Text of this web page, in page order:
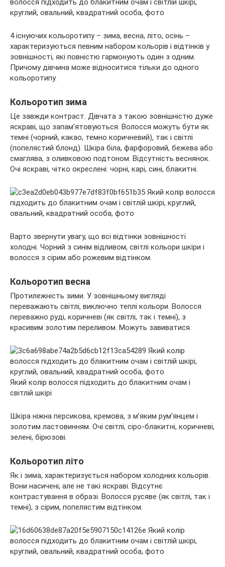
4 існуючих кольоротипу – зима, весна, літо, осінь –
характеризуються певним набором кольорів і відтінків у
зовнішності, які повністю гармонують один з одним.
Причому дівчина може відноситися тільки до одного
кольоротипу.
Кольоротип зима
Це завжди контраст. Дівчата з такою зовнішністю дуже
яскраві, що запам’ятовуються. Волосся можуть бути як
темні (чорний, какао, темно коричневий), так і світлі
(попелястий блонд). Шкіра біла, фарфоровий, бежева або
смаглява, з оливковою подтоном. Відсутність веснянок.
Очі яскраві, чітко окреслені: чорні, карі, сині, блакитні.
Варто звернути увагу, що всі відтінки зовнішності
холодні. Чорний з синім відливом, світлі кольори шкіри і
волосся з сірим або рожевим відтінком.
Кольоротип весна
Протилежність зими. У зовнішньому вигляді
переважають світлі, виключно теплі кольори. Волосся
переважно руді, коричневі (як світлі, так і темні), з
красивим золотим переливом. Можуть завиватися.
Який колір волосся підходить до блакитним очам і
світлій шкірі
Шкіра ніжна персикова, кремова, з м’яким рум’янцем і
золотим ластовинням. Очі світлі, сіро-блакитні, коричневі,
зелені, бірюзові.
Кольоротип літо
Як і зима, характеризується набором холодних кольорів.
Вони насичені, але не такі яскраві. Відсутнє
контрастування в образі. Волосся русяве (як світлі, так і
темні), з сірим, попелястим відтінком.